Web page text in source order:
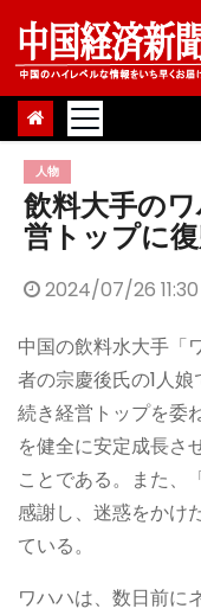
Skip
content
人物
飲料大手の
営トップに
2024/07/26 11:30
中国の飲料水大手「
者の宗慶後氏の1人
続き経営トップを委
を健全に安定成長さ
ことである。また、
感謝し、迷惑をかけ
ている。
ワハハは、数日前に